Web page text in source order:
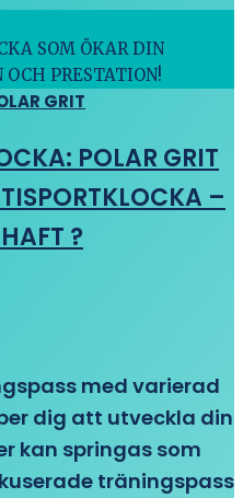
SOM ÖKAR DIN
PRESTATION!
POLAR GRIT
–
?
med varierad
dig att utveckla din
kan springas som
träningspass